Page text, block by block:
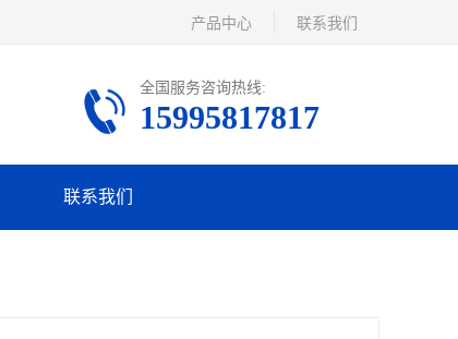
联系我们
产品中心
全国服务咨询热线:
15995817817
联系我们